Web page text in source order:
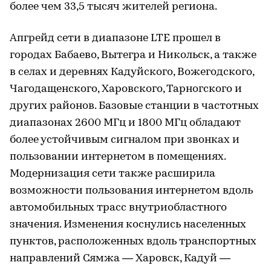
более чем 33,5 тысяч жителей региона.
Апгрейд сети в диапазоне LTE прошел в
городах Бабаево, Вытегра и Никольск, а также
в селах и деревнях Кадуйского, Вожегодского,
Чагодащенского, Харовского, Тарногского и
других районов. Базовые станции в частотных
диапазонах 2600 МГц и 1800 МГц обладают
более устойчивым сигналом при звонках и
пользовании интернетом в помещениях.
Модернизация сети также расширила
возможности пользования интернетом вдоль
автомобильных трасс внутриобластного
значения. Изменения коснулись населенных
пунктов, расположенных вдоль транспортных
направлений Сямжа — Харовск, Кадуй —